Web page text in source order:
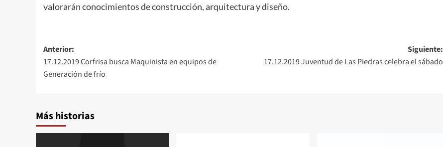
valorarán conocimientos de construcción, arquitectura y diseño.
Navegación
de
entradas
Anterior:
17.12.2019 Corfrisa busca Maquinista en equipos de
Generación de frío
Siguiente:
17.12.2019 Juventud de Las Piedras celebra el sábado
Más historias